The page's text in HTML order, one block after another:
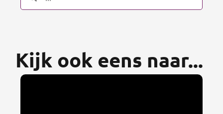
Kijk ook eens naar...